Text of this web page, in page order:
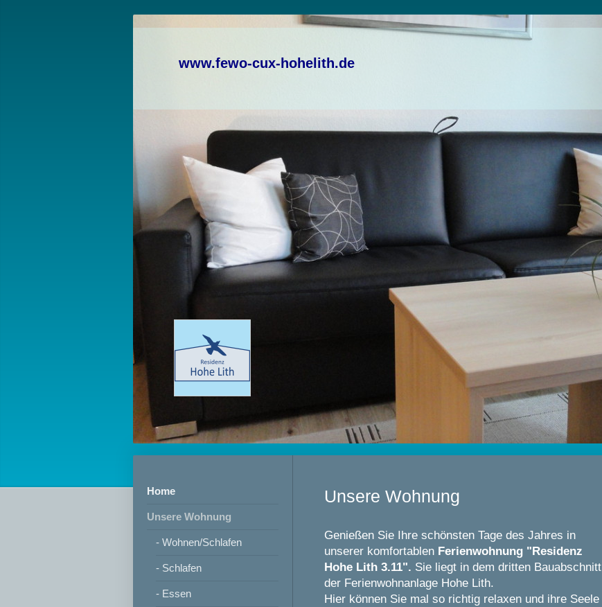
www.fewo-cux-hohelith.de
Home
Unsere Wohnung
- Wohnen/Schlafen
- Schlafen
- Essen
Unsere Wohnung
Genießen Sie Ihre schönsten Tage des Jahres in
unserer komfortablen Ferienwohnung "Residenz
Hohe Lith 3.11". Sie liegt in dem dritten Bauabschnitt
der Ferienwohnanlage Hohe Lith.
Hier können Sie mal so richtig relaxen und ihre Seele